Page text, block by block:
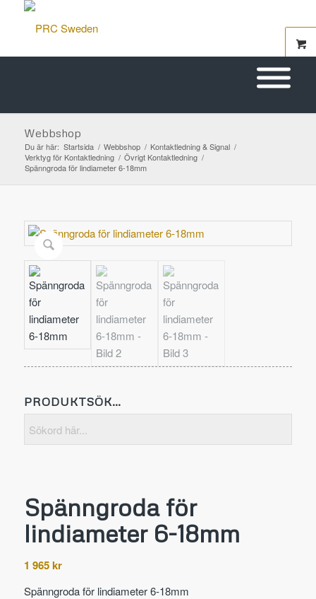
Webbshop
Du är här: Startsida / Webbshop / Kontaktledning & Signal /
Verktyg för Kontaktledning / Övrigt Kontaktledning /
Spänngroda för lindiameter 6-18mm
PRODUKTSÖK…
Spänngroda för
lindiameter 6-18mm
1 965kr
Spänngroda för lindiameter 6-18mm